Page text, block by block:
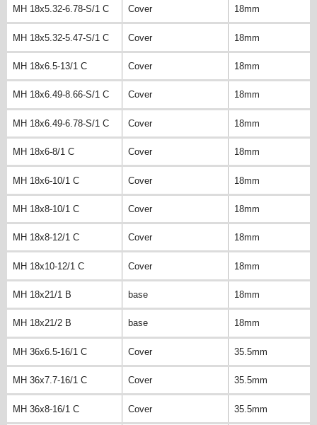
MH 18x5.32-6.78-S/1 C Cover 18mm
MH 18x5.32-5.47-S/1 C Cover 18mm
MH 18x6.5-13/1 C Cover 18mm
MH 18x6.49-8.66-S/1 C Cover 18mm
MH 18x6.49-6.78-S/1 C Cover 18mm
MH 18x6-8/1 C Cover 18mm
MH 18x6-10/1 C Cover 18mm
MH 18x8-10/1 C Cover 18mm
MH 18x8-12/1 C Cover 18mm
MH 18x10-12/1 C Cover 18mm
MH 18x21/1 B base 18mm
MH 18x21/2 B base 18mm
MH 36x6.5-16/1 C Cover 35.5mm
MH 36x7.7-16/1 C Cover 35.5mm
MH 36x8-16/1 C Cover 35.5mm